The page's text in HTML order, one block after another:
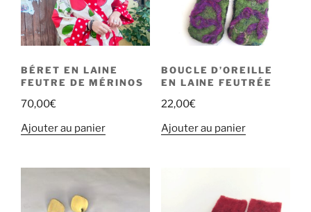
BÉRET EN LAINE
FEUTRE DE MÉRINOS
70,00€
Ajouter au panier
BOUCLE D’OREILLE
EN LAINE FEUTRÉE
22,00€
Ajouter au panier